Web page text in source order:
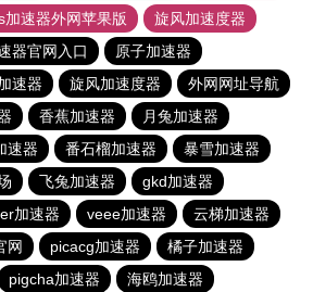
加速器外网苹果版
旋风加速度器
器官网入口
原子加速器
速器 旋风加速度器
外网网址导航
香蕉加速器
月兔加速器
速器 番石榴加速器
暴雪加速器
飞兔加速器
gkd加速器
加速器 veee加速器
云梯加速器
网 picacg加速器
橘子加速器
pigcha加速器 海鸥加速器